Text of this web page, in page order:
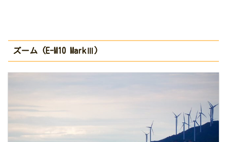
ズーム (E-M10 MarkⅢ)